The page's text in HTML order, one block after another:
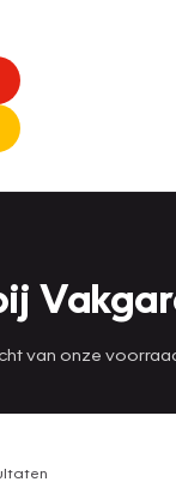
van onze